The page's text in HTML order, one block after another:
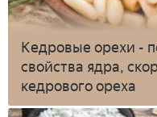
Кедровые орехи -
свойства ядра,
кедрового ореха